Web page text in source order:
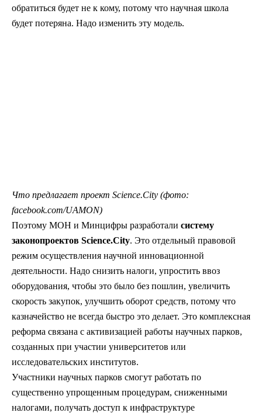
обратиться будет не к кому, потому что научная школа
будет потеряна. Надо изменить эту модель.
Что предлагает проект Science.City (фото:
facebook.com/UAMON)
Поэтому МОН и Минцифры разработали систему
законопроектов Science.City. Это отдельный правовой
режим осуществления научной инновационной
деятельности. Надо снизить налоги, упростить ввоз
оборудования, чтобы это было без пошлин, увеличить
скорость закупок, улучшить оборот средств, потому что
казначейство не всегда быстро это делает. Это комплексная
реформа связана с активизацией работы научных парков,
созданных при участии университетов или
исследовательских институтов.
Участники научных парков смогут работать по
существенно упрощенным процедурам, сниженными
налогами, получать доступ к инфраструктуре